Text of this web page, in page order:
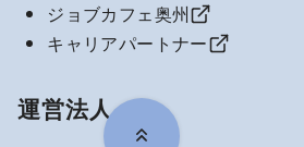
ジョブカフェ奥州
キャリアパートナー
運営法人